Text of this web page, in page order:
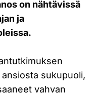
on nähtävissä
ja
sukupuoli,
vahvan